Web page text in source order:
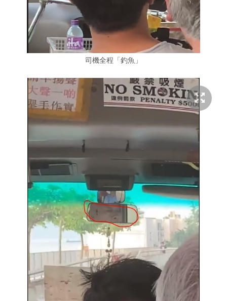
司機全程「釣魚」